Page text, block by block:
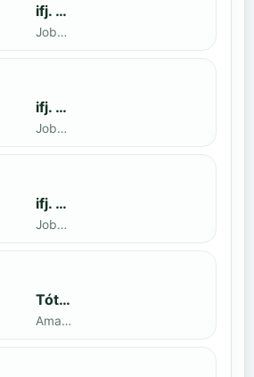
ifj. Benedek Zoltán
Jobbak · döntős: Szatmári István
ifj. Benedek Zoltán
Jobbak · döntős: Kende Mátyás
ifj. Benedek Zoltán
Jobbak · döntős: Marko Novkov
Tóth Benett
Amatőr · döntős: ifj. Benedek Zoltán